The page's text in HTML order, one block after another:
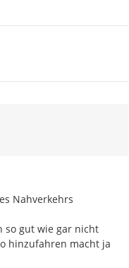
Nahverkehrs
so gut wie gar nicht
hinzufahren macht ja